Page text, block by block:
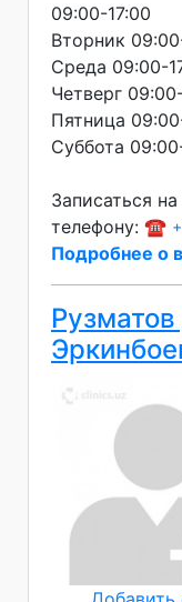
09:00-17:00
Вторник
Среда 09:00-
Четверг
Пятница
Суббота
Записаться
телефону: ☎️
Подробнее о